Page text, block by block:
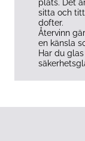
plats. Det
sitta och
dofter.
Återvinn
en känsla
Har du